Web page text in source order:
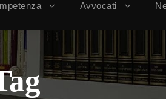
Avvocati